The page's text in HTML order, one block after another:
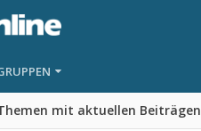
mit aktuellen Beiträgen